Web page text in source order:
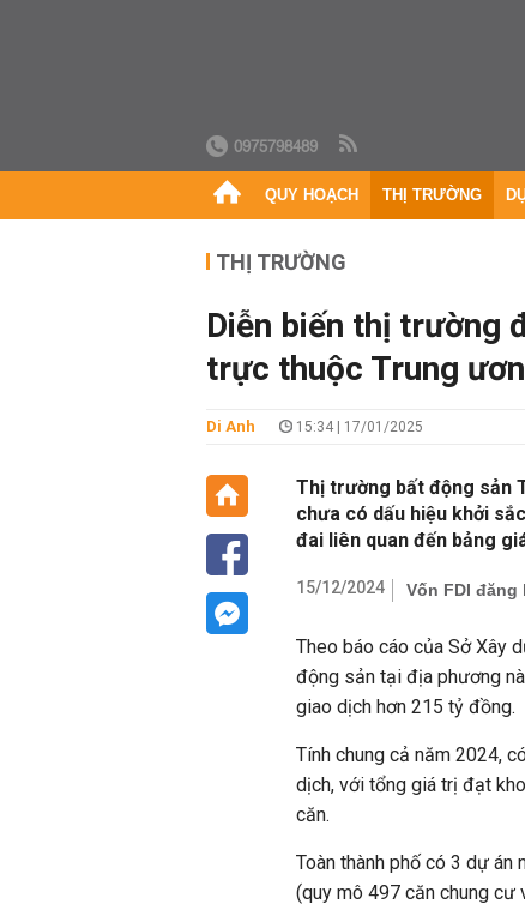
0975798489
QUY HOẠCH THỊ TRƯỜNG
THỊ TRƯỜNG
Diễn biến thị trường
trực thuộc Trung
Di Anh 15:34 | 17/01/2025
Thị trường bất động sản
chưa có dấu hiệu khởi
đai liên quan đến bảng
15/12/2024 Vốn FDI đăng
Theo báo cáo của Sở Xây
động sản tại địa phương
giao dịch hơn 215 tỷ đồng.
Tính chung cả năm 2024,
dịch, với tổng giá trị đạt
căn.
Toàn thành phố có 3 dự án
(quy mô 497 căn chung cư